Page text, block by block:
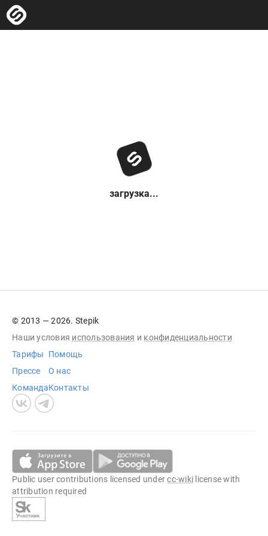
загрузка...
© 2013 — 2026. Stepik
Наши условия использования и конфиденциальности
Тарифы
Прессе
Команда
Помощь
О нас
Контакты
Public user contributions licensed undercc-wiki license with
attribution required